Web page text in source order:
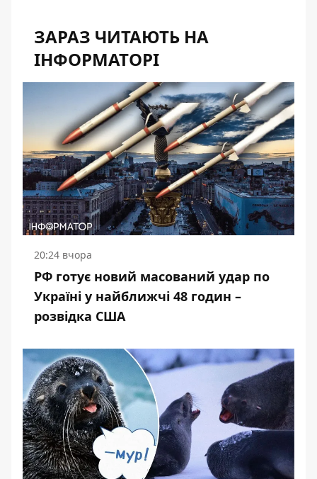
ЗАРАЗ ЧИТАЮТЬ НА
ІНФОРМАТОРІ
20:24 вчора
РФ готує новий масований удар по
Україні у найближчі 48 годин –
розвідка США